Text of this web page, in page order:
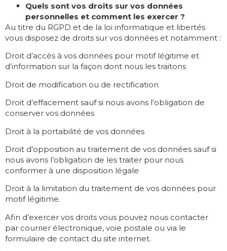
Quels sont vos droits sur vos données
personnelles et comment les exercer ?
Au titre du RGPD et de la loi informatique et libertés
vous disposez de droits sur vos données et notamment :
Droit d’accès à vos données pour motif légitime et
d’information sur la façon dont nous les traitons
Droit de modification ou de rectification
Droit d’effacement sauf si nous avons l’obligation de
conserver vos données
Droit à la portabilité de vos données
Droit d’opposition au traitement de vos données sauf si
nous avons l’obligation de les traiter pour nous
conformer à une disposition légale
Droit à la limitation du traitement de vos données pour
motif légitime.
Afin d’exercer vos droits vous pouvez nous contacter
par courrier électronique, voie postale ou via le
formulaire de contact du site internet.